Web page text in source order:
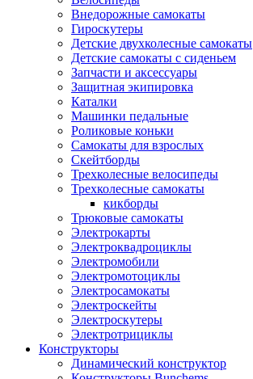
Внедорожные самокаты
Гироскутеры
Детские двухколесные самокаты
Детские самокаты с сиденьем
Запчасти и аксессуары
Защитная экипировка
Каталки
Машинки педальные
Роликовые коньки
Самокаты для взрослых
Скейтборды
Трехколесные велосипеды
Трехколесные самокаты
кикборды
Трюковые самокаты
Электрокарты
Электроквадроциклы
Электромобили
Электромотоциклы
Электросамокаты
Электроскейты
Электроскутеры
Электротрициклы
Конструкторы
Динамический конструктор